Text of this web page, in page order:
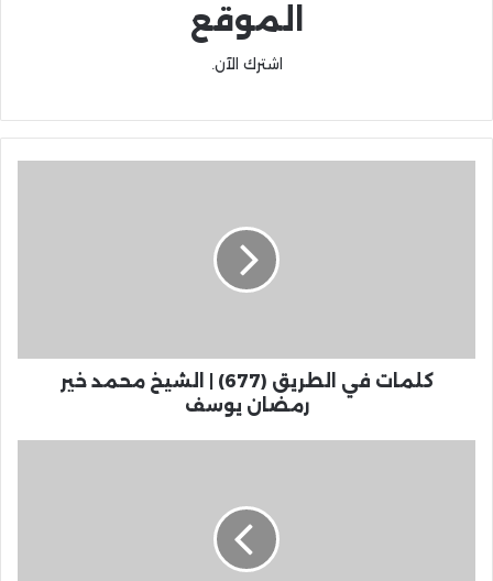
الموقع
اشترك الآن.
كلمات في الطريق (677) | الشيخ محمد خير
رمضان يوسف